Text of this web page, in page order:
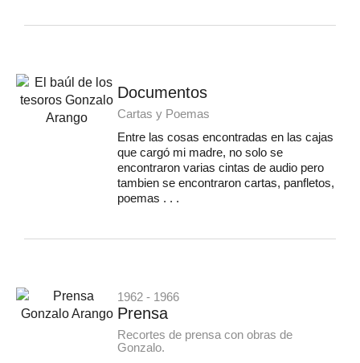
Documentos
Cartas y Poemas
Entre las cosas encontradas en las cajas
que cargó mi madre, no solo se
encontraron varias cintas de audio pero
tambien se encontraron cartas, panfletos,
poemas . . .
1962 - 1966
Prensa
Recortes de prensa con obras de
Gonzalo.